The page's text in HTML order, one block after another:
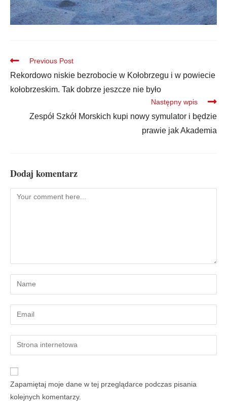
Previous Post
Rekordowo niskie bezrobocie w Kołobrzegu i w powiecie
kołobrzeskim. Tak dobrze jeszcze nie było
Następny wpis
Zespół Szkół Morskich kupi nowy symulator i będzie
prawie jak Akademia
Dodaj komentarz
Zapamiętaj moje dane w tej przeglądarce podczas pisania
kolejnych komentarzy.